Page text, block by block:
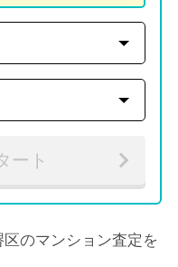
ート
のマンション査定を